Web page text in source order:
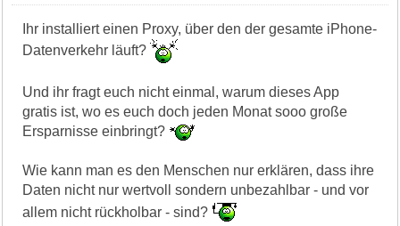
Ihr installiert einen Proxy, über den der gesamte iPhone-
Datenverkehr läuft?
Und ihr fragt euch nicht einmal, warum dieses App
gratis ist, wo es euch doch jeden Monat sooo große
Ersparnisse einbringt?
Wie kann man es den Menschen nur erklären, dass ihre
Daten nicht nur wertvoll sondern unbezahlbar - und vor
allem nicht rückholbar - sind?